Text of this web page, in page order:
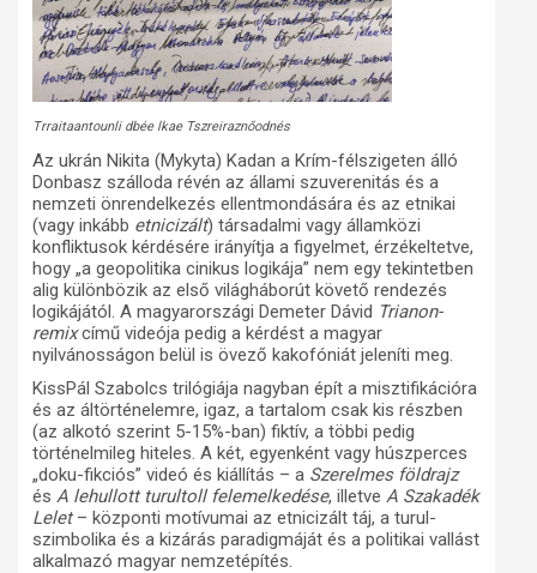
Trraitaantounli dbée lkae Tszreiraznőodnés
Az ukrán Nikita (Mykyta) Kadan a Krím-félszigeten álló
Donbasz szálloda révén az állami szuverenitás és a
nemzeti önrendelkezés ellentmondására és az etnikai
(vagy inkább etnicizált) társadalmi vagy államközi
konfliktusok kérdésére irányítja a figyelmet, érzékeltetve,
hogy „a geopolitika cinikus logikája” nem egy tekintetben
alig különbözik az első világháborút követő rendezés
logikájától. A magyarországi Demeter Dávid Trianon-
remixcímű videója pedig a kérdést a magyar
nyilvánosságon belül is övező kakofóniát jeleníti meg.
KissPál Szabolcs trilógiája nagyban épít a misztifikációra
és az áltörténelemre, igaz, a tartalom csak kis részben
(az alkotó szerint 5-15%-ban) fiktív, a többi pedig
történelmileg hiteles. A két, egyenként vagy húszperces
„doku-fikciós” videó és kiállítás – a Szerelmes földrajz
és A lehullott turultoll felemelkedése, illetve A Szakadék
Lelet– központi motívumai az etnicizált táj, a turul-
szimbolika és a kizárás paradigmáját és a politikai vallást
alkalmazó magyar nemzetépítés.